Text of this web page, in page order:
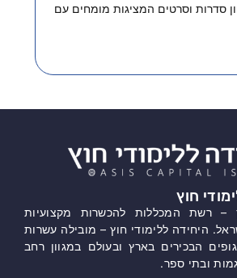
סדרות וסרטים המציגות מומחים עם
חוץ
– רשת המכללות להכשרות מקצועיות
היחידה ללימודי חוץ – מובילה עשרות
הבכירים בארץ ובעולם במגוון רחב
ובתי ספר.